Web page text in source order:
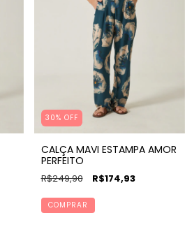
30% OFF
CALÇA MAVI ESTAMPA AMOR
PERFEITO
R$249,90 R$174,93
COMPRAR